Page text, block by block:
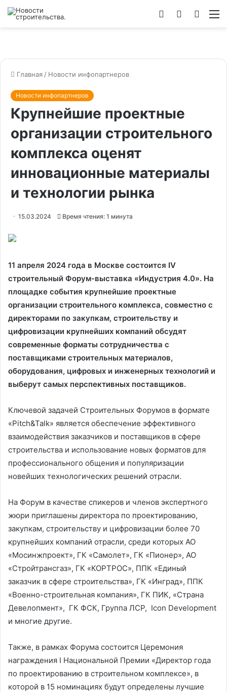
Switch
Войти
Главная / Новости инфопартнеров
Новости инфопартнеров
Крупнейшие проектные
организации строительного
комплекса оценят
инновационные материалы
и технологии рынка
15.03.2024 Время чтения: 1 минута
11 апреля 2024 года в Москве состоится IV
строительный Форум-выставка «Индустрия 4.0». На
площадке события крупнейшие проектные
организации строительного комплекса, совместно с
директорами по закупкам, строительству и
цифровизации крупнейших компаний обсудят
современные форматы сотрудничества с
поставщиками строительных материалов,
оборудования, цифровых и инженерных технологий и
выберут самых перспективных поставщиков.
Ключевой задачей Строительных Форумов в формате
«Pitch&Talk» является обеспечение эффективного
взаимодействия заказчиков и поставщиков в сфере
строительства и использование новых форматов для
профессионального общения и популяризации
новейших технологических решений отрасли.
На Форум в качестве спикеров и членов экспертного
жюри приглашены директора по проектированию,
закупкам, строительству и цифровизации более 70
крупнейших компаний отрасли, среди которых АО
«Мосинжпроект», ГК «Самолет», ГК «Пионер», АО
«Стройтрансгаз», ГК «КОРТРОС», ППК «Единый
заказчик в сфере строительства», ГК «Инград», ППК
«Военно-строительная компания», ГК ПИК, «Страна
Девелопмент», ГК ФСК, Группа ЛСР, Icon Development
и многие другие.
Также, в рамках Форума состоится Церемония
награждения I Национальной Премии «Директор года
по проектированию в строительном комплексе», в
которой в 15 номинациях будут определены лучшие